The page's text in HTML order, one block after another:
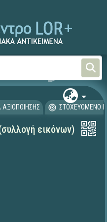
Καινή
ΑΞΙΟΠΟΙΗΣΗΣ ΣΤΟΧΕΥΟΜΕΝΟ
εικόνων)